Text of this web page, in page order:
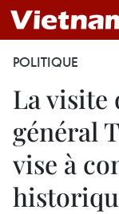
POLITIQUE
La visite
général
vise à